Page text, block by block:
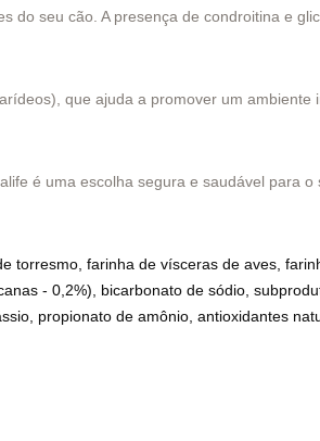
seu cão. A presença de condroitina e
que ajuda a promover um
é uma escolha segura e saudável para
farinha de vísceras de aves,
- 0,2%), bicarbonato de sódio,
propionato de amônio, antioxidantes